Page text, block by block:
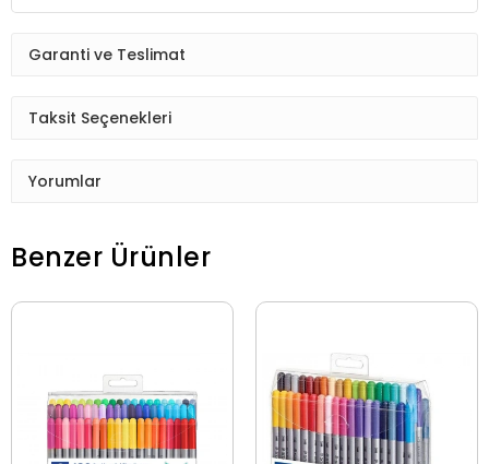
Garanti ve Teslimat
Taksit Seçenekleri
Yorumlar
Benzer Ürünler